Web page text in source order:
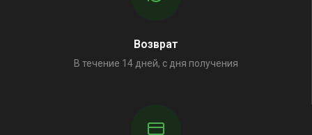
Возврат
В течение 14 дней, с дня получения